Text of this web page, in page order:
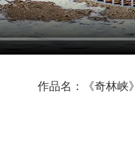
作品名：《奇林峡》